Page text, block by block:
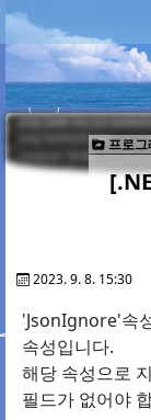
프로그
2023. 9. 8. 15:30
'JsonIgnore'속
속성입니다.
해당 속성으로
필드가 없어야